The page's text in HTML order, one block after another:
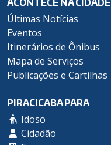
Últimas Notícias
Eventos
Itinerários de Ônibus
Mapa de Serviços
Publicações e Cartilhas
PIRACICABA PARA
Idoso
Cidadão